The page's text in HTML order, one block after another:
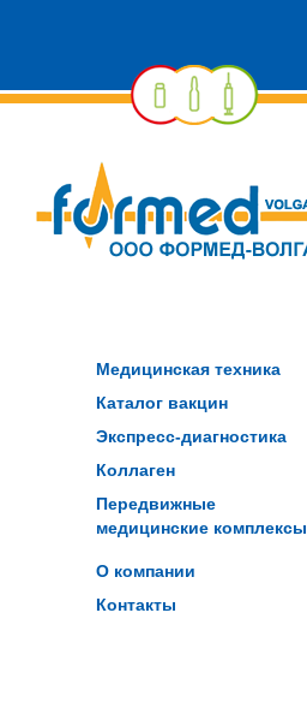
Медицинская техника
Каталог вакцин
Экспресс-диагностика
Коллаген
Передвижные
медицинские комплексы
О компании
Контакты